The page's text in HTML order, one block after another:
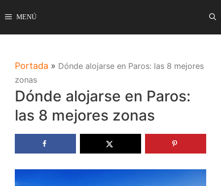
al
contenido
MENÚ
Portada » Dónde alojarse en Paros: las 8 mejores
zonas
Dónde alojarse en Paros:
las 8 mejores zonas